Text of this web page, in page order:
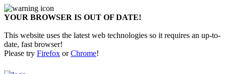
YOUR BROWSER IS OUT OF DATE!
This website uses the latest web technologies so it requires an up-to-
date, fast browser!
Please try Firefox orChrome!